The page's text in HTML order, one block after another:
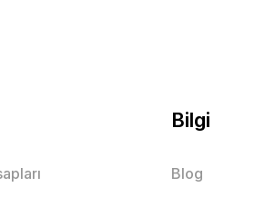
Bilgi
Blog